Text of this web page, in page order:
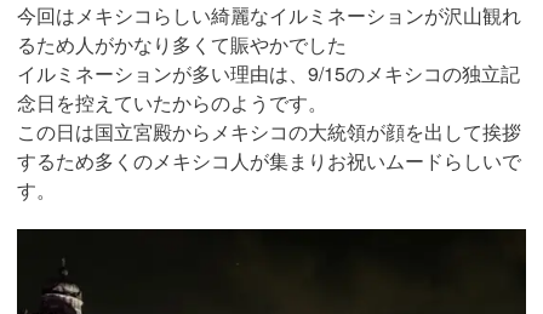
今回はメキシコらしい綺麗なイルミネーションが沢山観れ
るため人がかなり多くて賑やかでした
イルミネーションが多い理由は、9/15のメキシコの独立記
念日を控えていたからのようです。
この日は国立宮殿からメキシコの大統領が顔を出して挨拶
するため多くのメキシコ人が集まりお祝いムードらしいで
す。